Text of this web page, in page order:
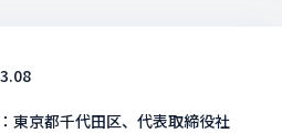
い合わせ
東京都千代田区、代表取締役社